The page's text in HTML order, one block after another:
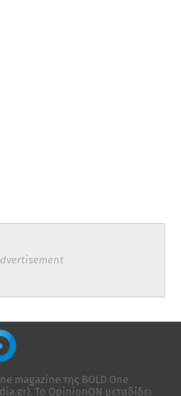
magazine της ΒΟLD One
Το OpinionON μεταδίδει